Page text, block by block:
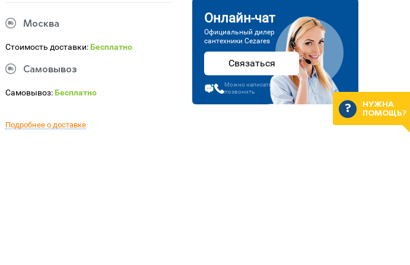
Москва
Стоимость доставки:Бесплатно
Самовывоз
Самовывоз:Бесплатно
Подробнее о доставке
Онлайн-чат
Официальный дилер
сантехники Cezares
Связаться
Можно написать или
позвонить
НУЖНА
ПОМОЩЬ?